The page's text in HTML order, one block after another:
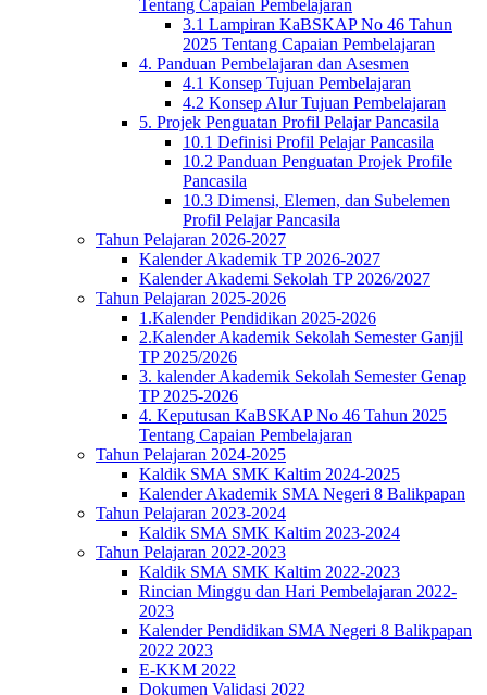
Tentang Capaian Pembelajaran
3.1 Lampiran KaBSKAP No 46 Tahun
2025 Tentang Capaian Pembelajaran
4. Panduan Pembelajaran dan Asesmen
4.1 Konsep Tujuan Pembelajaran
4.2 Konsep Alur Tujuan Pembelajaran
5. Projek Penguatan Profil Pelajar Pancasila
10.1 Definisi Profil Pelajar Pancasila
10.2 Panduan Penguatan Projek Profile
Pancasila
10.3 Dimensi, Elemen, dan Subelemen
Profil Pelajar Pancasila
Tahun Pelajaran 2026-2027
Kalender Akademik TP 2026-2027
Kalender Akademi Sekolah TP 2026/2027
Tahun Pelajaran 2025-2026
1.Kalender Pendidikan 2025-2026
2.Kalender Akademik Sekolah Semester Ganjil
TP 2025/2026
3. kalender Akademik Sekolah Semester Genap
TP 2025-2026
4. Keputusan KaBSKAP No 46 Tahun 2025
Tentang Capaian Pembelajaran
Tahun Pelajaran 2024-2025
Kaldik SMA SMK Kaltim 2024-2025
Kalender Akademik SMA Negeri 8 Balikpapan
Tahun Pelajaran 2023-2024
Kaldik SMA SMK Kaltim 2023-2024
Tahun Pelajaran 2022-2023
Kaldik SMA SMK Kaltim 2022-2023
Rincian Minggu dan Hari Pembelajaran 2022-
2023
Kalender Pendidikan SMA Negeri 8 Balikpapan
2022 2023
E-KKM 2022
Dokumen Validasi 2022